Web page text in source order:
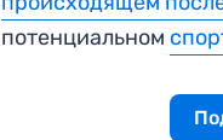
потенциальном